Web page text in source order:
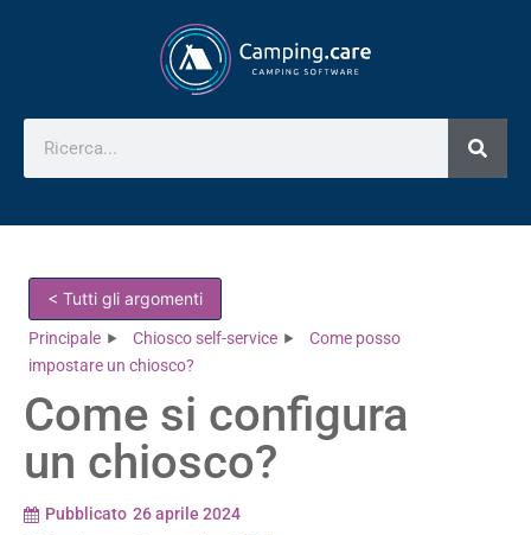
< Tutti gli argomenti
Principale Chiosco self-service
Come posso
impostare un chiosco?
Come si configura
un chiosco?
Pubblicato 26 aprile 2024